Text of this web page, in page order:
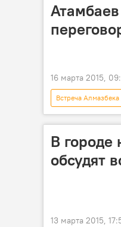
16 марта 2015,
Встреча
Алмазбек Атамбаев
В городе
обсудят
13 марта 2015,